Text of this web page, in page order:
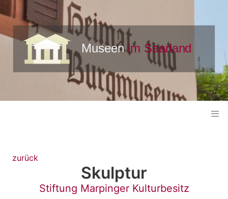
zurück
Skulptur
Stiftung Marpinger Kulturbesitz